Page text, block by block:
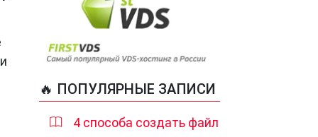
🔥 ПОПУЛЯРНЫЕ ЗАПИСИ
4 способа создать файл